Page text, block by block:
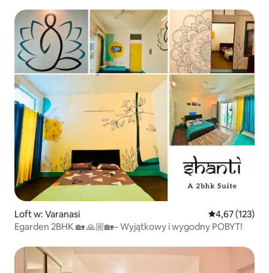
Loft w: Varanasi Średnia
4,67 (123)
Egarden 2BHK 🏡 🙏🏼🏡– Wyjątkowy i wygodny POBYT!